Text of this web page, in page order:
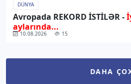
DÜNYA
Avropada REKORD İSTİLƏR -
aylarında...
10.08.2026 15
DAHA